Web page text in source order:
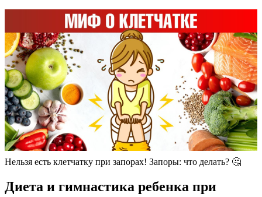
Нельзя есть клетчатку при запорах! Запоры: что делать? 🤔
Диета и гимнастика ребенка при